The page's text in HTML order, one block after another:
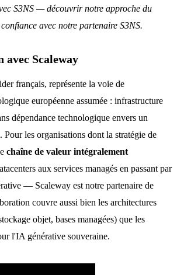
S3NS — découvrir notre approche du
avec notre partenaire S3NS.
avec Scaleway
français, représente la voie de
européenne assumée : infrastructure
dépendance technologique envers un
Pour les organisations dont la stratégie de
chaîne de valeur intégralement
aux services managés en passant par
— Scaleway est notre partenaire de
couvre aussi bien les architectures
objet, bases managées) que les
l'IA générative souveraine.